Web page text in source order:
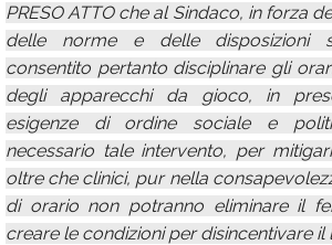
PRESO ATTO che al Sindaco, in forza
delle norme e delle disposizioni
consentito pertanto disciplinare gli
degli apparecchi da gioco, in
esigenze di ordine sociale e
necessario tale intervento, per
oltre che clinici, pur nella
di orario non potranno eliminare il
creare le condizioni per disincentivare il